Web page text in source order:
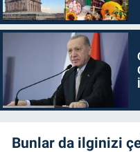
Bunlar da ilginizi